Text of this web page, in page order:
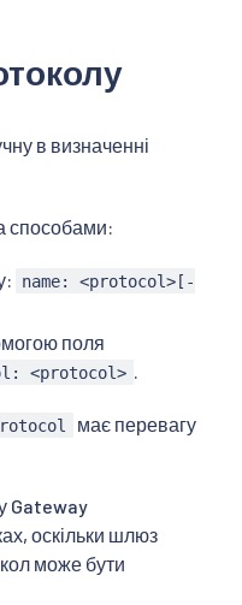
в визначенні
способами:
name: <protocol>[-
поля
<protocol>
має перевагу
Gateway
оскільки шлюз
може бути